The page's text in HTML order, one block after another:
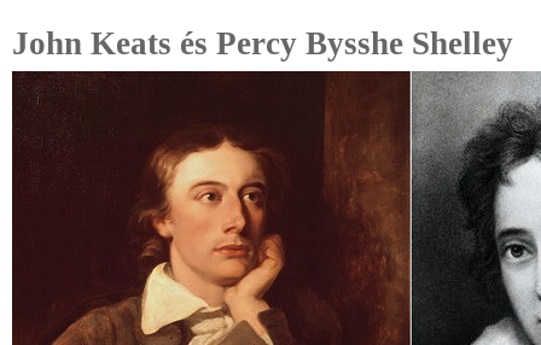
John Keats és Percy Bysshe Shelley